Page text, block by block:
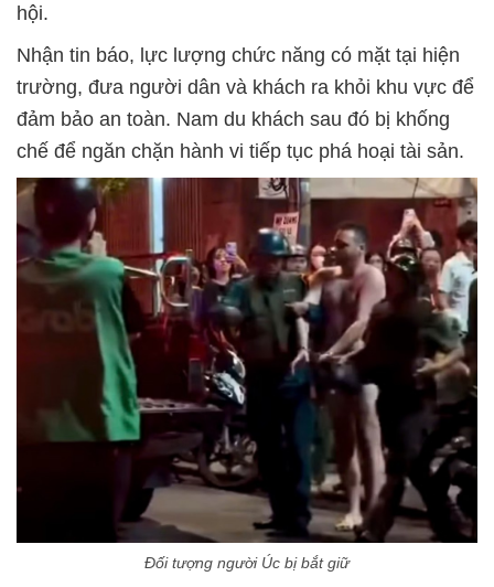
hội.
Nhận tin báo, lực lượng chức năng có mặt tại hiện
trường, đưa người dân và khách ra khỏi khu vực để
đảm bảo an toàn. Nam du khách sau đó bị khống
chế để ngăn chặn hành vi tiếp tục phá hoại tài sản.
Đối tượng người Úc bị bắt giữ